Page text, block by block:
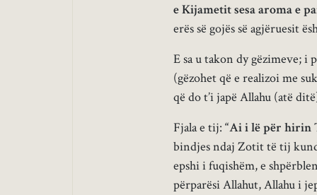
e Kijametit sesa aroma e
erës së gojës së agjëruesit
E sa u takon dy gëzimeve;
(gëzohet që e realizoi me
që do t’i japë Allahu (atë
Fjala e tij: “Ai i lë për hirin
bindjes ndaj Zotit të tij
epshi i fuqishëm, e
përparësi Allahut, Allahu i